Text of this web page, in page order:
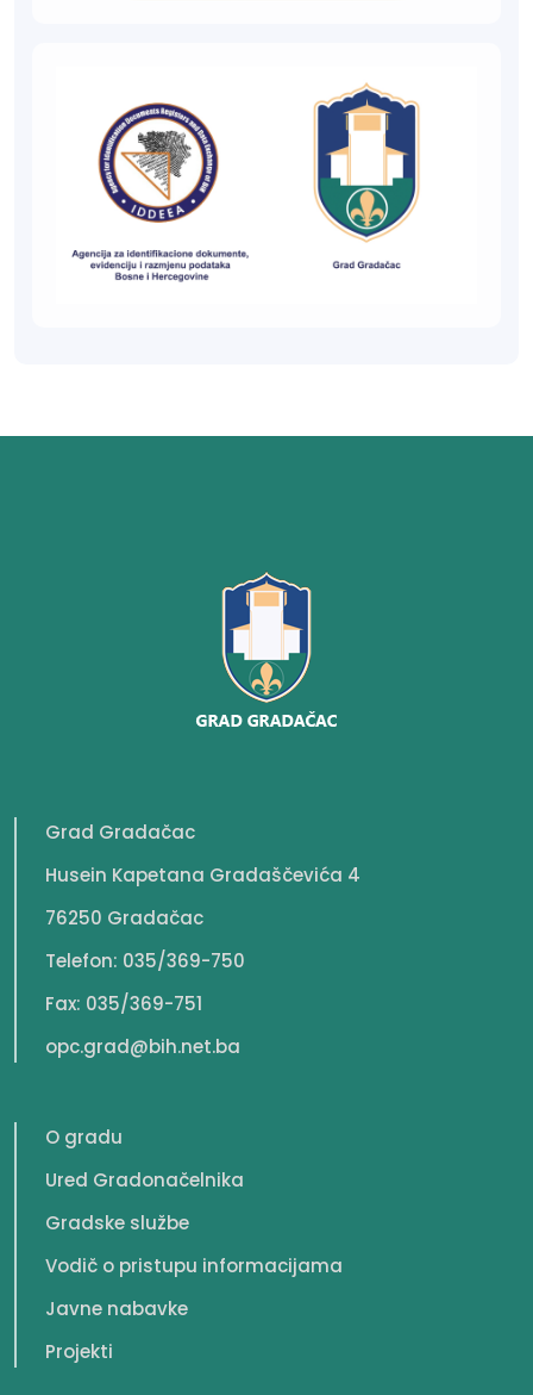
Grad Gradačac
Husein Kapetana Gradaščevića 4
76250 Gradačac
Telefon: 035/369-750
Fax: 035/369-751
opc.grad@bih.net.ba
O gradu
Ured Gradonačelnika
Gradske službe
Vodič o pristupu informacijama
Javne nabavke
Projekti